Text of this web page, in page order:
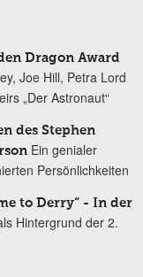
Dragon Award
Joe Hill, Petra Lord
„Der Astronaut“
des Stephen
Ein genialer
Persönlichkeiten
to Derry“ - In der
Hintergrund der 2.